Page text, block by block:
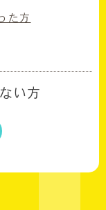
た方
い方